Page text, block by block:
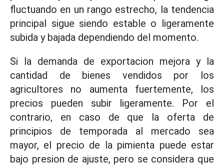
fluctuando en un rango estrecho, la tendencia
principal sigue siendo estable o ligeramente
subida y bajada dependiendo del momento.
Si la demanda de exportacion mejora y la
cantidad de bienes vendidos por los
agricultores no aumenta fuertemente, los
precios pueden subir ligeramente. Por el
contrario, en caso de que la oferta de
principios de temporada al mercado sea
mayor, el precio de la pimienta puede estar
bajo presion de ajuste, pero se considera que